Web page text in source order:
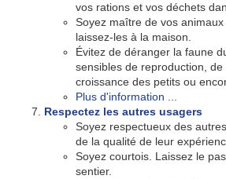
vos rations et vos déchets
Soyez maître de vos
laissez-les à la maison.
Évitez de déranger la faune
sensibles de reproduction,
croissance des petits ou
Plus d'information ...
Respectez les autres usagers
Soyez respectueux des
de la qualité de leur
Soyez courtois. Laissez le
sentier.